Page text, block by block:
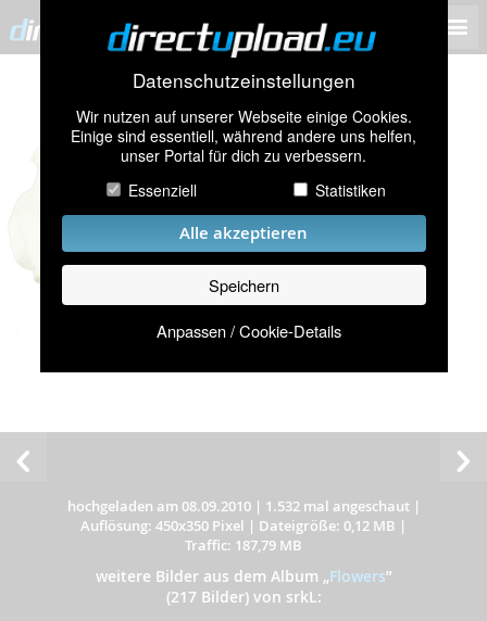
Datenschutzeinstellungen
Wir nutzen auf unserer Webseite einige Cookies.
Einige sind essentiell, während andere uns helfen,
unser Portal für dich zu verbessern.
Essenziell
Statistiken
Alle akzeptieren
Speichern
Anpassen / Cookie-Details
hochgeladen am 08.09.2010| 1.532 mal angeschaut|
Auflösung: 450x350 Pixel | Dateigröße: 0,12 MB |
Traffic: 187,79 MB
weitere Bilder aus dem Album „Flowers”
(217 Bilder) von srkL: